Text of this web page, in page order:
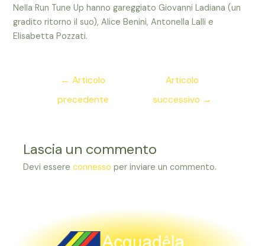
Nella Run Tune Up hanno gareggiato Giovanni Ladiana (un
gradito ritorno il suo), Alice Benini, Antonella Lalli e
Elisabetta Pozzati.
Navigazione
← Articolo
precedente
Articolo
successivo →
Lascia un commento
Devi essereconnesso per inviare un commento.